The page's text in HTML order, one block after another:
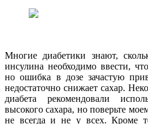
Многие диабетики знают,
инсулина необходимо ввести,
но ошибка в дозе зачастую
недостаточно снижает сахар.
диабета рекомендовали
высокого сахара, но поверьте
не всегда и не у всех. Кроме